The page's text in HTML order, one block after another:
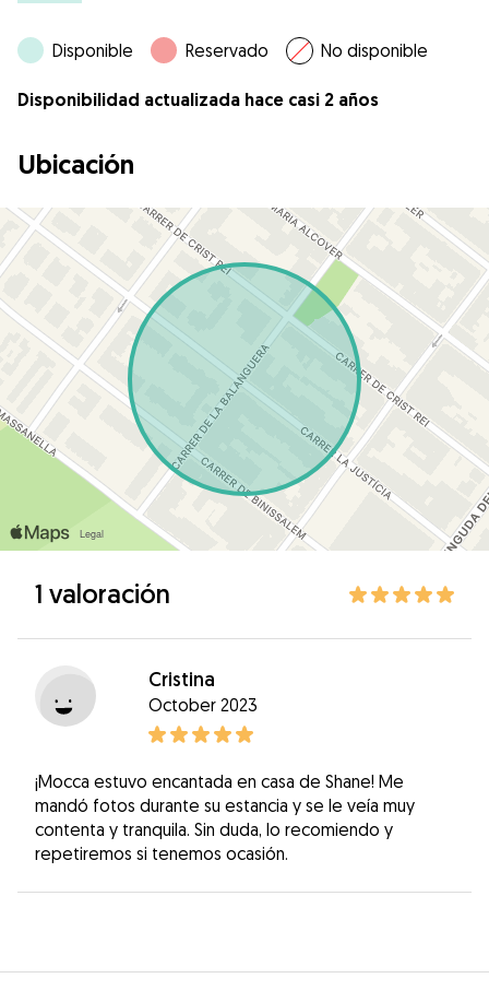
Disponible Reservado No disponible
Disponibilidad actualizada hace casi 2 años
Ubicación
1 valoración
Cristina
October 2023
¡Mocca estuvo encantada en casa de Shane! Me
mandó fotos durante su estancia y se le veía muy
contenta y tranquila. Sin duda, lo recomiendo y
repetiremos si tenemos ocasión.